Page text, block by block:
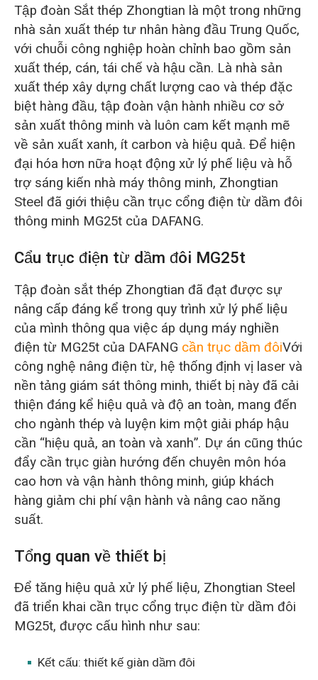
Tập đoàn Sắt thép Zhongtian là một trong những
nhà sản xuất thép tư nhân hàng đầu Trung Quốc,
với chuỗi công nghiệp hoàn chỉnh bao gồm sản
xuất thép, cán, tái chế và hậu cần. Là nhà sản
xuất thép xây dựng chất lượng cao và thép đặc
biệt hàng đầu, tập đoàn vận hành nhiều cơ sở
sản xuất thông minh và luôn cam kết mạnh mẽ
về sản xuất xanh, ít carbon và hiệu quả. Để hiện
đại hóa hơn nữa hoạt động xử lý phế liệu và hỗ
trợ sáng kiến nhà máy thông minh, Zhongtian
Steel đã giới thiệu cần trục cổng điện từ dầm đôi
thông minh MG25t của DAFANG.
Cẩu trục điện từ dầm đôi MG25t
Tập đoàn sắt thép Zhongtian đã đạt được sự
nâng cấp đáng kể trong quy trình xử lý phế liệu
của mình thông qua việc áp dụng máy nghiền
điện từ MG25t của DAFANG cần trục dầm đôiVới
công nghệ nâng điện từ, hệ thống định vị laser và
nền tảng giám sát thông minh, thiết bị này đã cải
thiện đáng kể hiệu quả và độ an toàn, mang đến
cho ngành thép và luyện kim một giải pháp hậu
cần “hiệu quả, an toàn và xanh”. Dự án cũng thúc
đẩy cần trục giàn hướng đến chuyên môn hóa
cao hơn và vận hành thông minh, giúp khách
hàng giảm chi phí vận hành và nâng cao năng
suất.
Tổng quan về thiết bị
Để tăng hiệu quả xử lý phế liệu, Zhongtian Steel
đã triển khai cần trục cổng trục điện từ dầm đôi
MG25t, được cấu hình như sau:
Kết cấu: thiết kế giàn dầm đôi